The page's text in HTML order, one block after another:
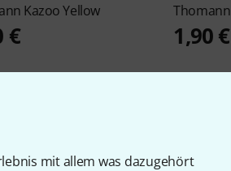
mit allem was dazugehört
Kazoo Yellow
€
Thomann
1,90 €